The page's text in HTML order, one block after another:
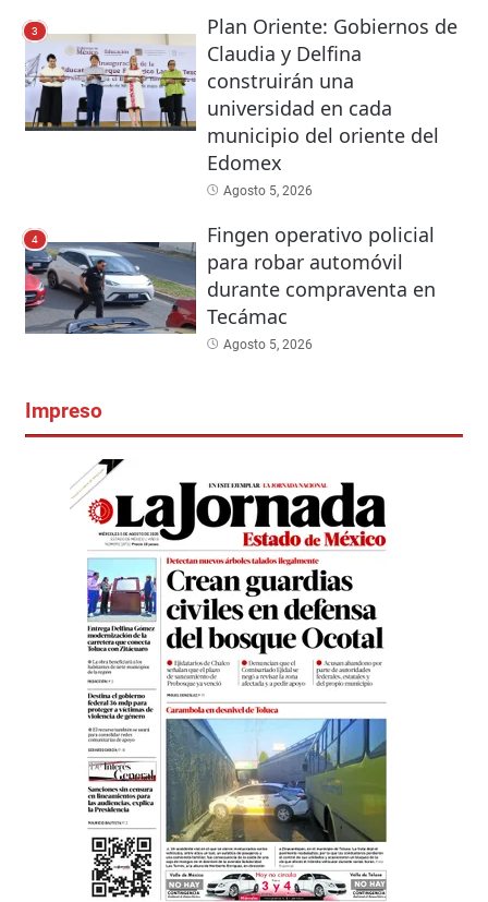
3
Plan Oriente: Gobiernos de
Claudia y Delfina
construirán una
universidad en cada
municipio del oriente del
Edomex
Agosto 5, 2026
4
Fingen operativo policial
para robar automóvil
durante compraventa en
Tecámac
Agosto 5, 2026
Impreso